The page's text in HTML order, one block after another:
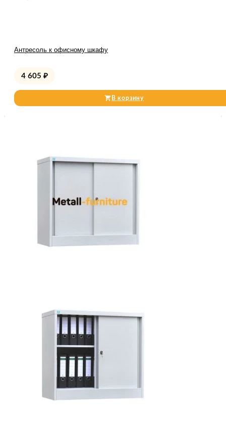
Антресоль к офисному шкафу
4 605 ₽
В корзину